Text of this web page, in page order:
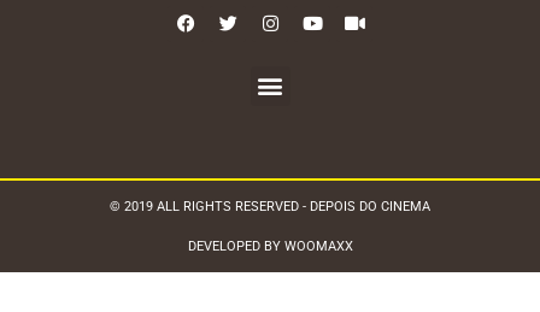
© 2019 ALL RIGHTS RESERVED - DEPOIS DO CINEMA
DEVELOPED BY WOOMAXX